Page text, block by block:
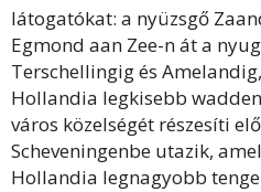
látogatókat: a nyüzsgő
Egmond aan Zee-n át a
Terschellingig és
Hollandia legkisebb
város közelségét részesíti
Scheveningenbe utazik,
Hollandia legnagyobb